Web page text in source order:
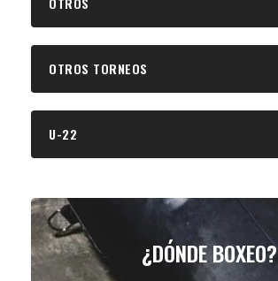
OTROS TORNEOS
U-22
¿DÓNDE BOXEO?